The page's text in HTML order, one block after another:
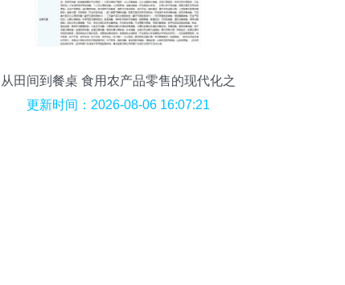
从田间到餐桌 食用农产品零售的现代化之
路
更新时间：2026-08-06 16:07:21